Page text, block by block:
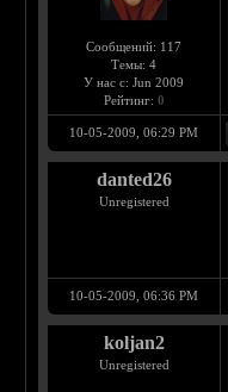
Сообщений: 117
Темы: 4
У нас с: Jun 2009
Рейтинг: 0
10-05-2009, 06:29 PM
danted26
Unregistered
10-05-2009, 06:36 PM
koljan2
Unregistered